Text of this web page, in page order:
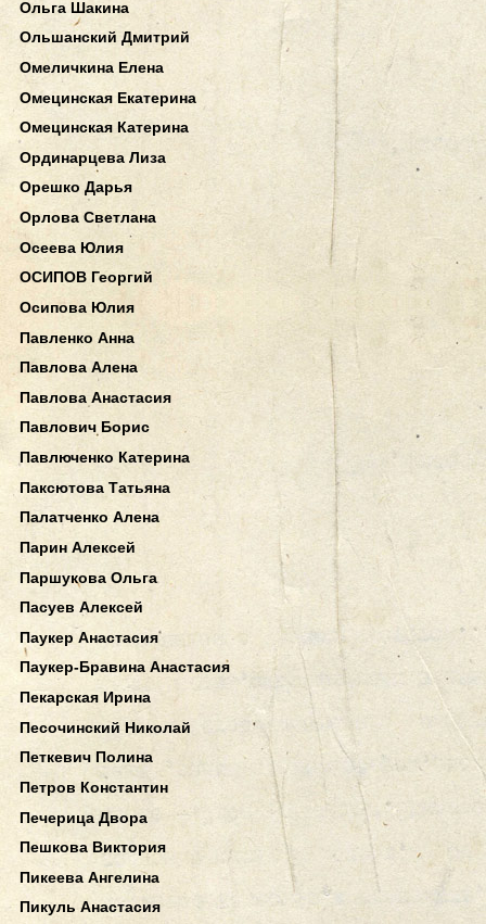
Ольга Шакина
Ольшанский Дмитрий
Омеличкина Елена
Омецинская Екатерина
Омецинская Катерина
Ординарцева Лиза
Орешко Дарья
Орлова Светлана
Осеева Юлия
ОСИПОВ Георгий
Осипова Юлия
Павленко Анна
Павлова Алена
Павлова Анастасия
Павлович Борис
Павлюченко Катерина
Паксютова Татьяна
Палатченко Алена
Парин Алексей
Паршукова Ольга
Пасуев Алексей
Паукер Анастасия
Паукер-Бравина Анастасия
Пекарская Ирина
Песочинский Николай
Петкевич Полина
Петров Константин
Печерица Двора
Пешкова Виктория
Пикеева Ангелина
Пикуль Анастасия